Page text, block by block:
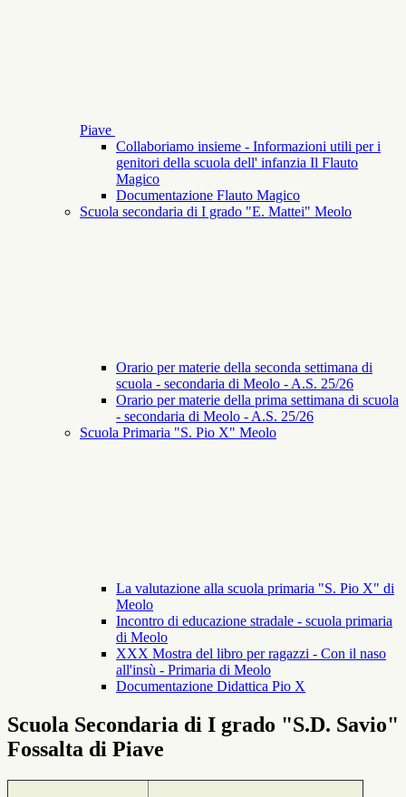
Piave
Collaboriamo insieme - Informazioni utili per i
genitori della scuola dell' infanzia Il Flauto
Magico
Documentazione Flauto Magico
Scuola secondaria di I grado "E. Mattei" Meolo
Orario per materie della seconda settimana di
scuola - secondaria di Meolo - A.S. 25/26
Orario per materie della prima settimana di scuola
- secondaria di Meolo - A.S. 25/26
Scuola Primaria "S. Pio X" Meolo
La valutazione alla scuola primaria "S. Pio X" di
Meolo
Incontro di educazione stradale - scuola primaria
di Meolo
XXX Mostra del libro per ragazzi - Con il naso
all'insù - Primaria di Meolo
Documentazione Didattica Pio X
Scuola Secondaria di I grado "S.D. Savio"
Fossalta di Piave